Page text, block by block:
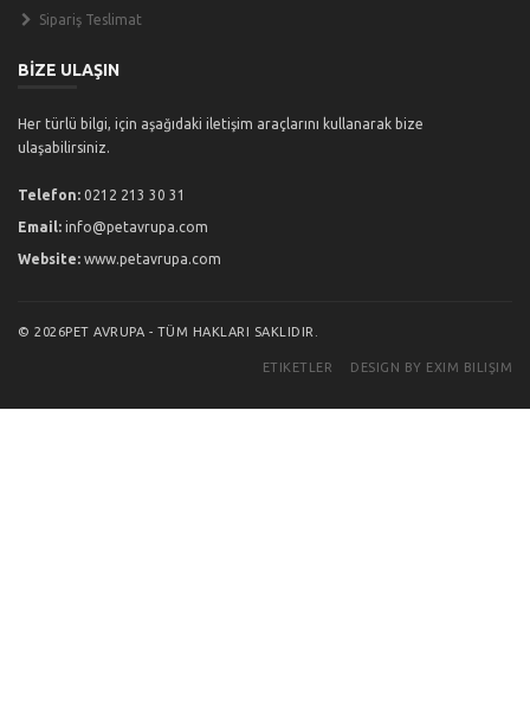
Sipariş Teslimat
BİZE ULAŞIN
Her türlü bilgi, için aşağıdaki iletişim araçlarını kullanarak bize
ulaşabilirsiniz.
Telefon: 0212 213 30 31
Email: info@petavrupa.com
Website: www.petavrupa.com
© 2026PET AVRUPA - TÜM HAKLARI SAKLIDIR.
ETIKETLER DESIGN BY EXIM BILIŞIM